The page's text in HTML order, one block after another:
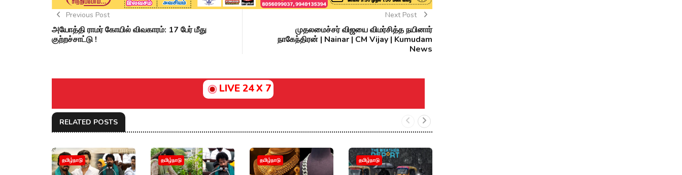
Previous Post
அயோத்தி ராமர் கோயில் விவகாரம்: 17 பேர் மீது
குற்றச்சாட்டு !
Next Post
முதலமைச்சர் விஜயை விமர்சித்த நயினார்
நாகேந்திரன் | Nainar | CM Vijay | Kumudam
News
LIVE 24 X 7
RELATED POSTS
தமிழ்நாடு தமிழ்நாடு தமிழ்நாடு தமிழ்நாடு